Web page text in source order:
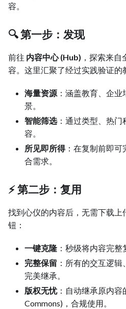
容。
🔍 第一步：发现
前往 内容中心 (Hub) ，探索来
容。这里汇聚了经过实践验证的
海量资源 ：涵盖教育、企
景。
智能筛选：通过类型、热门
容。
所见即所得：在复制前即可
合需求。
⚡ 第二步：复用
找到心仪的内容后，无需下载上
钮：
一键克隆 ：秒级将内容完整
完整保留 ：所有的交互逻
完美继承。
版权无忧：自动继承原内容
Commons)，合规使用。